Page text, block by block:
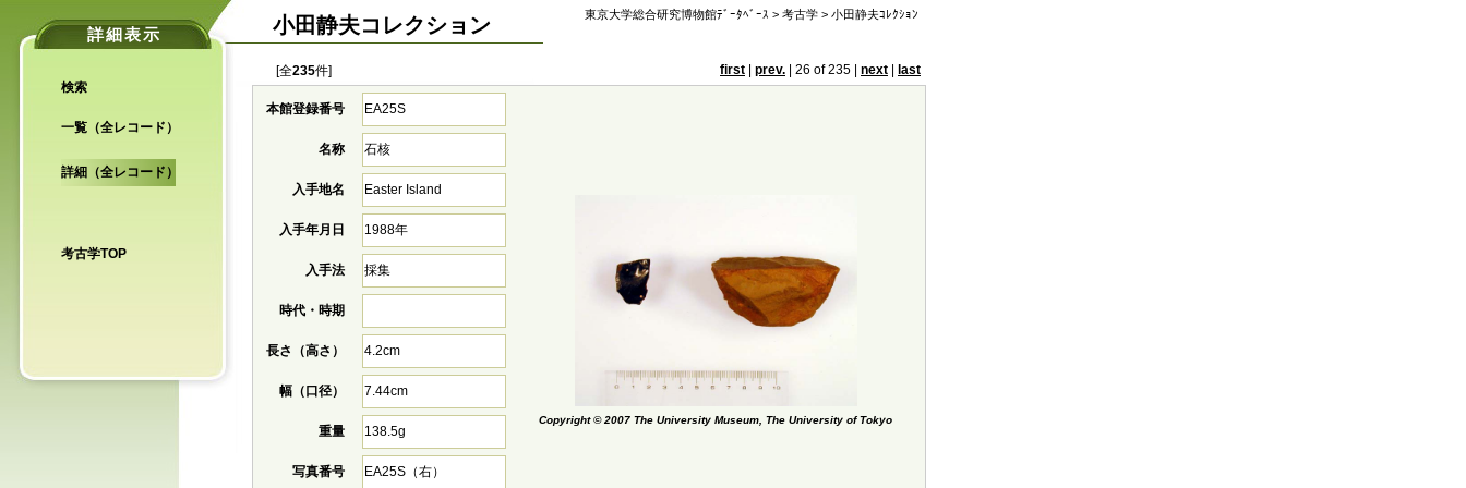
東京大学総合研究博物館ﾃﾞｰﾀﾍﾞｰｽ > 考古学 > 小田静夫ｺﾚｸｼｮﾝ
詳細表示
検索
一覧（全レコード）
詳細（全レコード）
考古学TOP
小田静夫コレクション
[全235件] first prev. 26 of 235 next last
本館登録番号 EA25S
Copyright © 2007 The University Museum, The University of Tokyo
名称 石核
入手地名 Easter Island
入手年月日 1988年
入手法 採集
時代・時期
長さ（高さ） 4.2cm
幅（口径） 7.44cm
重量 138.5g
写真番号 EA25S（右）